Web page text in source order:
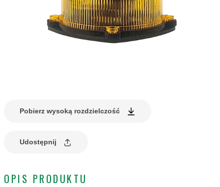
Pobierz wysoką rozdzielczość
Udostępnij
OPIS PRODUKTU